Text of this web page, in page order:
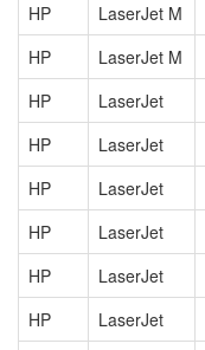
HP
LaserJet M
HP
LaserJet M
HP
LaserJet
HP
LaserJet
HP
LaserJet
HP
LaserJet
HP
LaserJet
HP
LaserJet